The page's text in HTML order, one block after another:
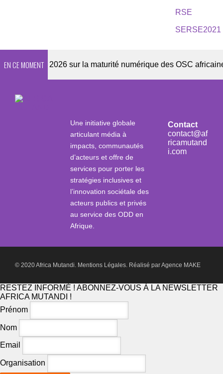
RSE
SERSE2021
EN CE MOMENT2026 sur la maturité numérique des OSC africaines
Une initiative globale
articulant média à
impacts, communautés
d’acteurs et offre de
services pour porter les
stratégies inclusives et
l’innovation sociétale des
acteurs publics et privés
au service des ODD en
Afrique.
Contact
contact@af
ricamutand
i.com
© 2020 Africa Mutandi. Mentions Légales. Réalisé parAgence MAKE
RESTEZ INFORMÉ ! ABONNEZ-VOUS À LA NEWSLETTER
AFRICA MUTANDI !
Prénom
Nom
Email
Organisation